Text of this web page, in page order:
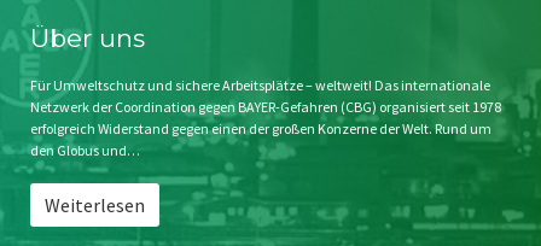
Impressum
Störfälle
Stichwort BAYER
Jahrestagung
SPENDEN
Über uns
Für Umweltschutz und sichere Arbeitsplätze – weltweit! Das internationale
Netzwerk der Coordination gegen BAYER-Gefahren (CBG) organisiert seit 1978
erfolgreich Widerstand gegen einen der großen Konzerne der Welt. Rund um
den Globus und…
Weiterlesen